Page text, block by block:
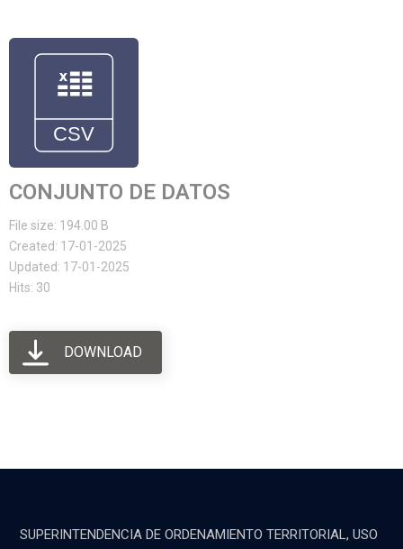
CONJUNTO DE DATOS
File size: 194.00 B
Created: 17-01-2025
Updated: 17-01-2025
Hits: 30
DOWNLOAD
SUPERINTENDENCIA DE ORDENAMIENTO TERRITORIAL, USO